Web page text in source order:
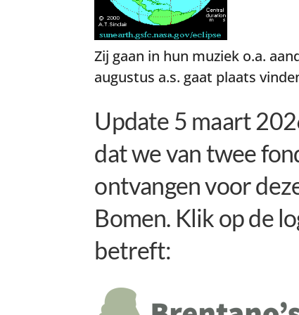
Zij gaan in hun muziek o.a.
augustus a.s. gaat plaats
Update 5 maart
dat we van twee
ontvangen voor
Bomen. Klik op de
betreft: